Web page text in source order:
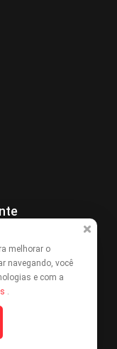
melhorar o
navegando, você
e com a
.